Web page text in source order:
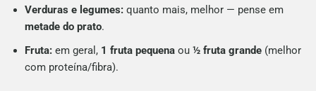
Verduras e legumes: quanto mais, melhor — pense em
metade do prato.
Fruta: em geral, 1 fruta pequena ou ½ fruta grande (melhor
com proteína/fibra).